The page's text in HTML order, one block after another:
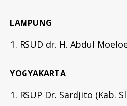
LAMPUNG
RSUD dr. H. Abdul
YOGYAKARTA
RSUP Dr. Sardjito (Kab.